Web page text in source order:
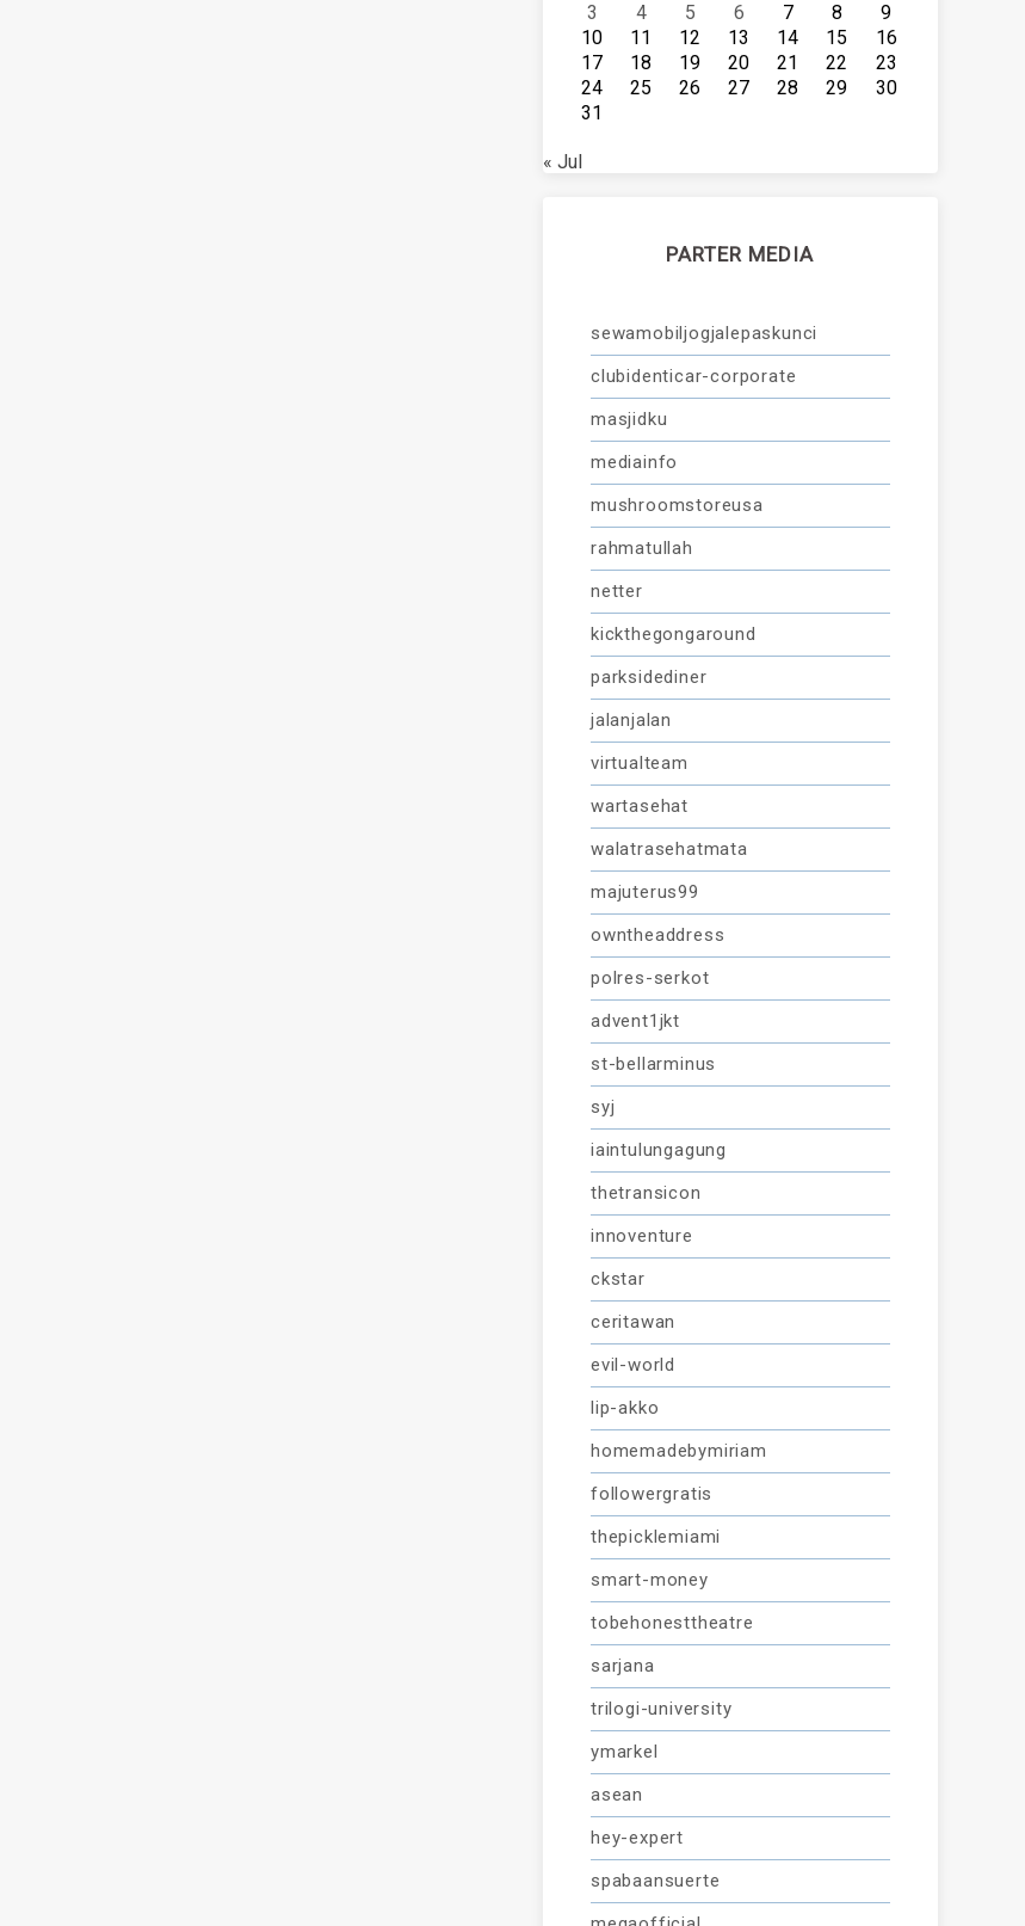
3
4 5 6 7 8
9
10
11 12 13 14 15
16
17
18 19 20 21 22
23
24
25 26 27 28 29
30
31
« Jul
PARTER MEDIA
sewamobiljogjalepaskunci
clubidenticar-corporate
masjidku
mediainfo
mushroomstoreusa
rahmatullah
netter
kickthegongaround
parksidediner
jalanjalan
virtualteam
wartasehat
walatrasehatmata
majuterus99
owntheaddress
polres-serkot
advent1jkt
st-bellarminus
syj
iaintulungagung
thetransicon
innoventure
ckstar
ceritawan
evil-world
lip-akko
homemadebymiriam
followergratis
thepicklemiami
smart-money
tobehonesttheatre
sarjana
trilogi-university
ymarkel
asean
hey-expert
spabaansuerte